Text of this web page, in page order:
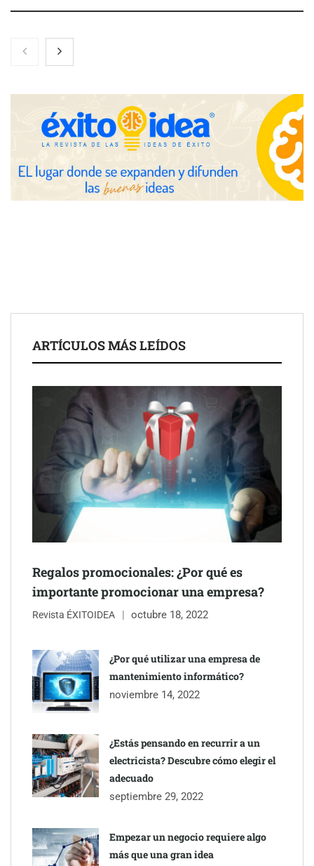
Nicols presenta seis modelos de anillos de compromiso para el
eclipse solar del 12 de agosto
Zoomex mejora su Strategy Center con herramientas
avanzadas para trading estratégico
COMPALISS de LYSOTRIC: cuando un solo producto multiplica
las posibilidades del salón profesional
Schaeffler mejora su rentabilidad en el primer semestre de 2026
NOVA: innovación y diseño que transforman espacios de la
mano de Tormo Franquicias
ARTÍCULOS MÁS LEÍDOS
Regalos promocionales: ¿Por qué es
importante promocionar una empresa?
Revista ÉXITOIDEA octubre 18, 2022
¿Por qué utilizar una empresa de
mantenimiento informático?
noviembre 14, 2022
¿Estás pensando en recurrir a un
electricista? Descubre cómo elegir el
adecuado
septiembre 29, 2022
Empezar un negocio requiere algo
más que una gran idea